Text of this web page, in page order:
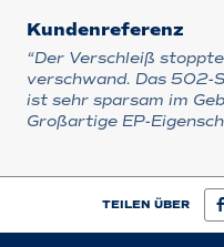
Kundenreferenz
“Der Verschleiß
verschwand. Das 502-
ist sehr sparsam im
Großartige EP-
TEILEN ÜBER